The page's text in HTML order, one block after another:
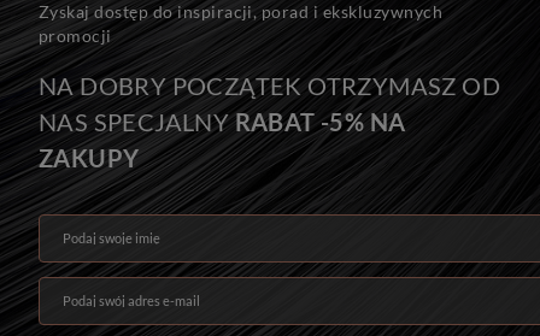
Zyskaj dostęp do inspiracji, porad i ekskluzywnych
promocji
NA DOBRY POCZĄTEK OTRZYMASZ OD
NAS SPECJALNYRABAT -5% NA
ZAKUPY
Podaj swoje imię
Podaj swój adres e-mail